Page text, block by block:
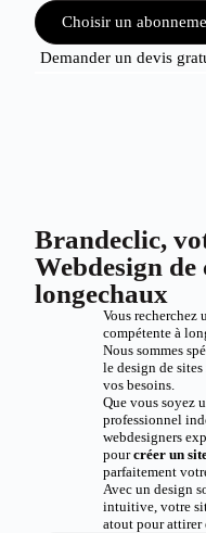
Choisir un
Demander un devis
Brandeclic,
Webdesign de
longechaux
Vous recherchez
compétente à
Nous sommes
le design de sites
vos besoins.
Que vous soyez
professionnel
webdesigners
pourcréer un
parfaitement
Avec un design
intuitive, votre
atout pour attirer